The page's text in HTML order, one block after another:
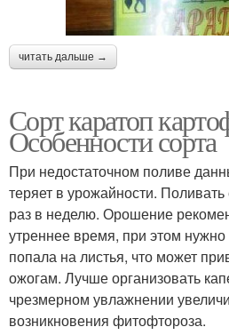
читать дальше →
Сорт каратоп
Особенности сорта
При недостаточном поливе
теряет в урожайности.
раз в неделю. Орошение
утреннее время, при этом
попала на листья, что может
ожогам. Лучше организовать
чрезмерном увлажнении
возникновения фитофтороза.